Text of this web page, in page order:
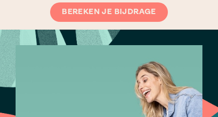
BEREKEN JE BIJDRAGE